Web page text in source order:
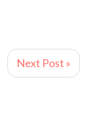
Next Post »